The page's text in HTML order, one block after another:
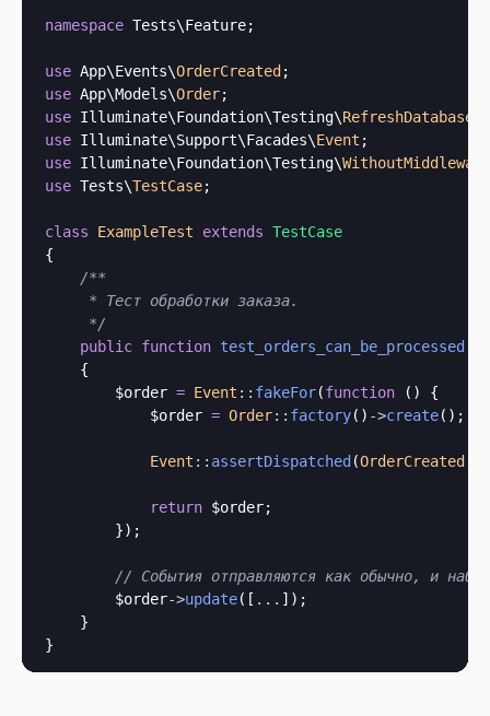
namespace Tests\Feature;
use App\Events\OrderCreated
use App\Models\Order
use Illuminate\Foundation\Testing\RefreshDatabase
use Illuminate\Support\Facades\Event
use Illuminate\Foundation\Testing\WithoutMiddleware
use Tests\TestCase;
class ExampleTest extends TestCase
{
/**
     * Тест обработки заказа.
     */
public function test_orders_can_be_processed
    {
        $order
= Event :: fakeFor(function () {
            $order
= Order:: factory() ->create();
Event :: assertDispatched (OrderCreated
return $order;
        });
// События отправляются как обычно, и
        $order
->update([ . . . ]);
    }